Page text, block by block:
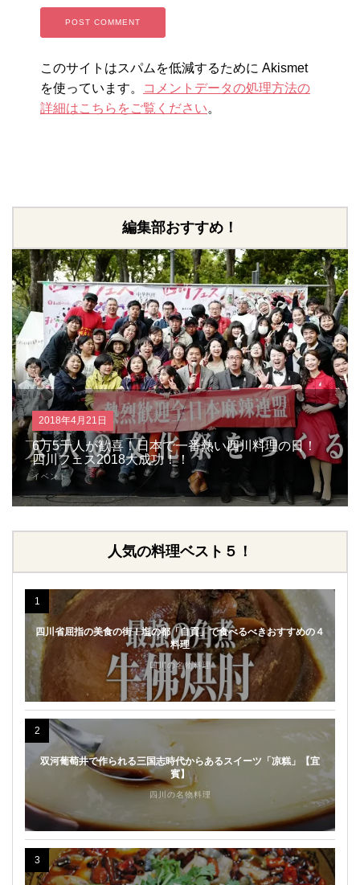
このサイトはスパムを低減するために Akismet
を使っています。
コメントデータの処理方法の
詳細はこちらをご覧ください。
編集部おすすめ！
2018年4月21日
6万5千人が歓喜！日本で一番熱い四川料理の日！
四川フェス2018大成功！！
イベント
人気の料理ベスト５！
1
四川省屈指の美食の街！塩の都「自貢」で食べるべきおすすめの４
料理
四川の名物料理
2
双河葡萄井で作られる三国志時代からあるスイーツ「凉糕」【宜
賓】
四川の名物料理
3